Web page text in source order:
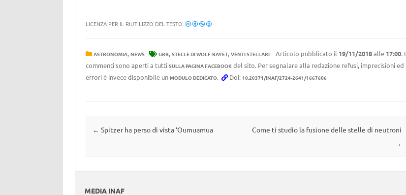
LICENZA PER IL RIUTILIZZO DEL TESTO:
ASTRONOMIA, NEWS GRB, STELLE DI WOLF-RAYET, VENTI STELLARI Articolo pubblicato il 19/11/2018alle 17:00. I
commenti sono aperti a tutti SULLA PAGINA FACEBOOKdel sito. Per segnalare alla redazione refusi, imprecisioni ed
errori è invece disponibile un MODULO DEDICATO. Doi: 10.20371/INAF/2724-2641/1667606
Navigazione articolo
← Spitzer ha perso di vista ‘Oumuamua
Come ti studio la fusione delle stelle di neutroni
→
MEDIA INAF